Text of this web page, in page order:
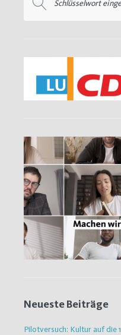
nach:
Neueste Beiträge
Pilotversuch: Kultur auf die 1